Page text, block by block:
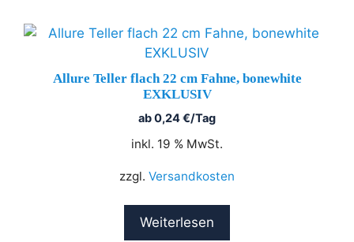
Allure Teller flach 22 cm Fahne, bonewhite
EXKLUSIV
ab0,24€/Tag
inkl. 19 % MwSt.
zzgl. Versandkosten
Weiterlesen